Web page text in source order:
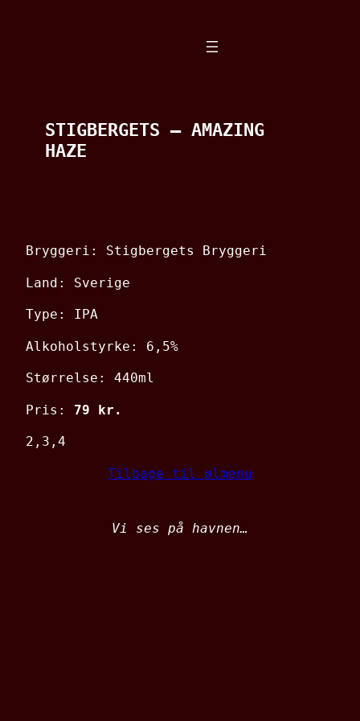
STIGBERGETS – AMAZING
HAZE
Bryggeri: Stigbergets Bryggeri
Land: Sverige
Type: IPA
Alkoholstyrke: 6,5%
Størrelse: 440ml
Pris: 79 kr.
2,3,4
Tilbage til ølmenu
Vi ses på havnen…